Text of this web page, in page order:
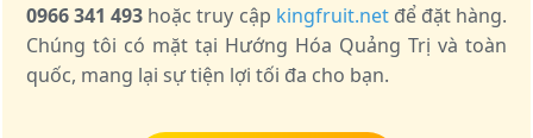
0966 341 493 hoặc truy cập kingfruit.netđể đặt hàng.
Chúng tôi có mặt tại Hướng Hóa Quảng Trị và toàn
quốc, mang lại sự tiện lợi tối đa cho bạn.